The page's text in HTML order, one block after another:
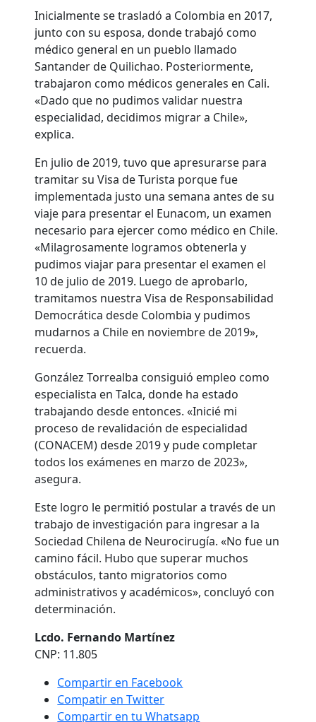
Inicialmente se trasladó a Colombia en 2017,
junto con su esposa, donde trabajó como
médico general en un pueblo llamado
Santander de Quilichao. Posteriormente,
trabajaron como médicos generales en Cali.
«Dado que no pudimos validar nuestra
especialidad, decidimos migrar a Chile»,
explica.
En julio de 2019, tuvo que apresurarse para
tramitar su Visa de Turista porque fue
implementada justo una semana antes de su
viaje para presentar el Eunacom, un examen
necesario para ejercer como médico en Chile.
«Milagrosamente logramos obtenerla y
pudimos viajar para presentar el examen el
10 de julio de 2019. Luego de aprobarlo,
tramitamos nuestra Visa de Responsabilidad
Democrática desde Colombia y pudimos
mudarnos a Chile en noviembre de 2019»,
recuerda.
González Torrealba consiguió empleo como
especialista en Talca, donde ha estado
trabajando desde entonces. «Inicié mi
proceso de revalidación de especialidad
(CONACEM) desde 2019 y pude completar
todos los exámenes en marzo de 2023»,
asegura.
Este logro le permitió postular a través de un
trabajo de investigación para ingresar a la
Sociedad Chilena de Neurocirugía. «No fue un
camino fácil. Hubo que superar muchos
obstáculos, tanto migratorios como
administrativos y académicos», concluyó con
determinación.
Lcdo. Fernando Martínez
CNP: 11.805
Compartir en Facebook
Compatir en Twitter
Compartir en tu Whatsapp